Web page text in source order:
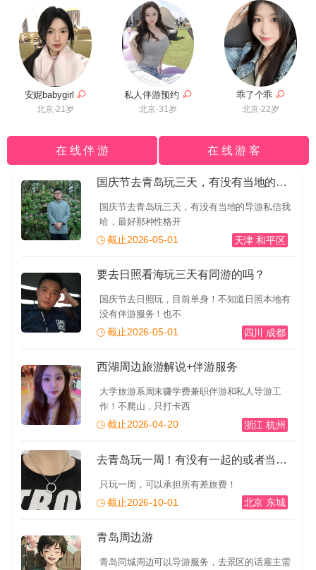
安妮babygirl
北京·21岁
私人伴游预约
北京·31岁
乖了个乖
北京·22岁
在 线 伴 游 在 线 游 客
国庆节去青岛玩三天，有没有当地的导游私信我哈
国庆节去青岛玩三天，有没有当地的导游私信我
哈，最好那种性格开
截止2026-05-01 天津 和平区
要去日照看海玩三天有同游的吗？
国庆节去日照玩，目前单身！不知道日照本地有
没有伴游服务！也不
截止2026-05-01 四川 成都
西湖周边旅游解说+伴游服务
大学旅游系周末赚学费兼职伴游和私人导游工
作！不爬山，只打卡西
截止2026-04-20 浙江 杭州
去青岛玩一周！有没有一起的或者当地的导游推荐一下！有
只玩一周，可以承担所有差旅费！
截止2026-10-01 北京 东城
青岛周边游
青岛同城周边可以导游服务，去景区的话雇主需